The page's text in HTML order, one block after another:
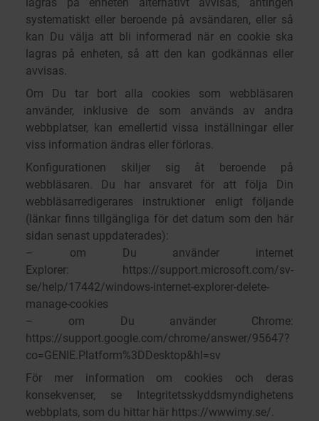
systematiskt eller beroende på avsändaren, eller så
kan Du välja att bli informerad när en cookie ska
lagras på enheten, så att den kan godkännas eller
avvisas.
Om Du tar bort alla cookies som webbläsaren
använder, inklusive de som används av andra
webbplatser, kan emellertid vissa inställningar eller
viss information ändras eller förloras.
Konfigurationen skiljer sig åt beroende på
webbläsaren. Du har ansvaret för att följa Din
webbläsarredigerares instruktioner enligt följande
(länkar finns tillgängliga för det datum som den här
sidan senast uppdaterades):
– om Du använder internet
Explorer: https://support.microsoft.com/sv-
se/help/17442/windows-internet-explorer-delete-
manage-cookies
– om Du använder Chrome:
https://support.google.com/chrome/answer/95647?
co=GENIE.Platform%3DDesktop&hl=sv
För mer information om cookies och deras
konsekvenser, se Integritetsskyddsmyndighetens
webbplats, som du hittar här https://wwwimy.se/.